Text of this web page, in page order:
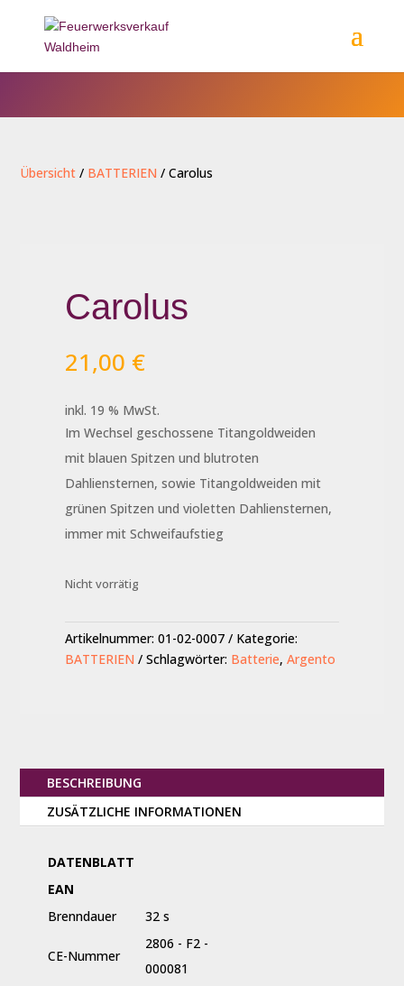
Übersicht / BATTERIEN / Carolus
Carolus
21,00 €
inkl. 19 % MwSt.
Im Wechsel geschossene Titangoldweiden
mit blauen Spitzen und blutroten
Dahliensternen, sowie Titangoldweiden mit
grünen Spitzen und violetten Dahliensternen,
immer mit Schweifaufstieg
Nicht vorrätig
Artikelnummer:01-02-0007
Kategorie:
BATTERIEN
Schlagwörter: Batterie,Argento
BESCHREIBUNG
ZUSÄTZLICHE INFORMATIONEN
DATENBLATT
EAN
Brenndauer
32 s
CE-Nummer
2806 - F2 -
000081